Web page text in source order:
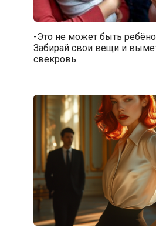
-Это не может быть
Забирай свои вещи и
свекровь.